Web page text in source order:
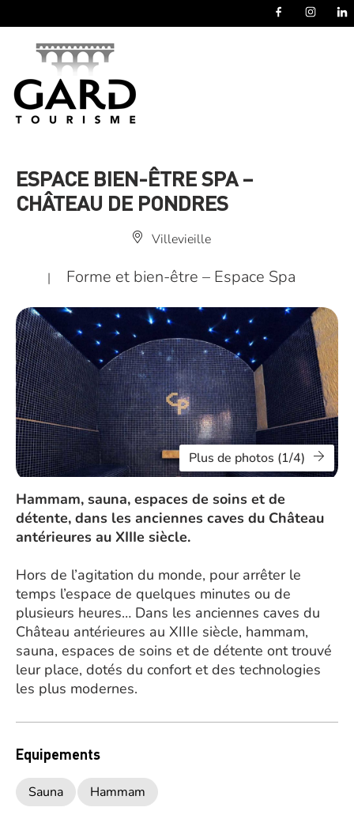
ESPACE BIEN-ÊTRE SPA –
CHÂTEAU DE PONDRES
Villevieille
| Forme et bien-être – Espace Spa
Plus de photos (1/4)
Hammam, sauna, espaces de soins et de
détente, dans les anciennes caves du Château
antérieures au XIIIe siècle.
Hors de l’agitation du monde, pour arrêter le
temps l’espace de quelques minutes ou de
plusieurs heures… Dans les anciennes caves du
Château antérieures au XIIIe siècle, hammam,
sauna, espaces de soins et de détente ont trouvé
leur place, dotés du confort et des technologies
les plus modernes.
Equipements
Sauna Hammam